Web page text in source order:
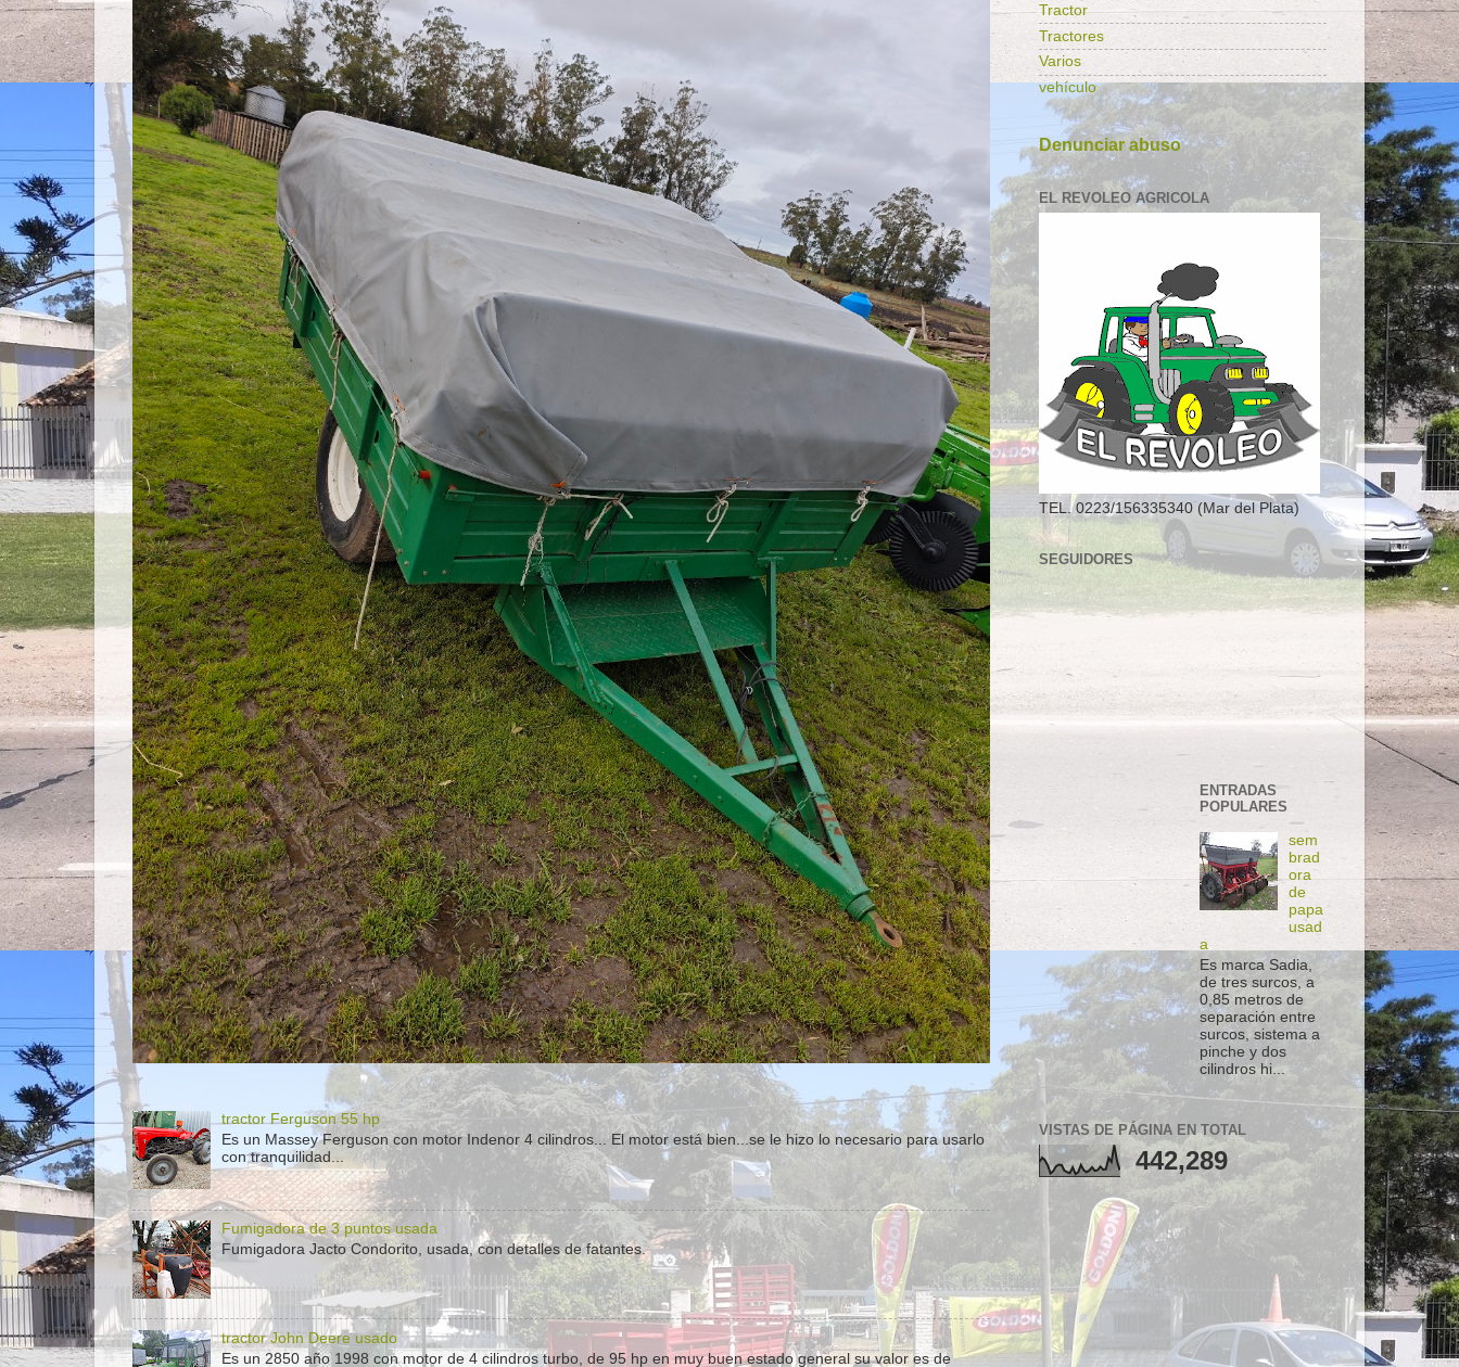
tractor Ferguson 55 hp
Es un Massey Ferguson con motor Indenor 4 cilindros... El motor está bien...se le hizo lo necesario para usarlo
con tranquilidad...
Fumigadora de 3 puntos usada
Fumigadora Jacto Condorito, usada, con detalles de fatantes.
tractor John Deere usado
Es un 2850 año 1998 con motor de 4 cilindros turbo, de 95 hp en muy buen estado general su valor es de
Tractor
Tractores
Varios
vehículo
Denunciar abuso
EL REVOLEO AGRICOLA
TEL. 0223/156335340 (Mar del Plata)
SEGUIDORES
ENTRADAS
POPULARES
sem
brad
ora
de
papa
usad
a
Es marca Sadia,
de tres surcos, a
0,85 metros de
separación entre
surcos, sistema a
pinche y dos
cilindros hi...
VISTAS DE PÁGINA EN TOTAL
442,289